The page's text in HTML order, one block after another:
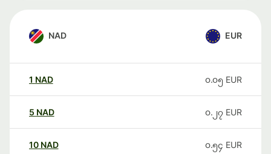
NAD EUR
1 NAD ၀.၀၅ EUR
5 NAD ၀.၂၇ EUR
10 NAD ၀.၅၄ EUR